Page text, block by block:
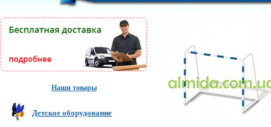
Наши товары
Детское оборудование